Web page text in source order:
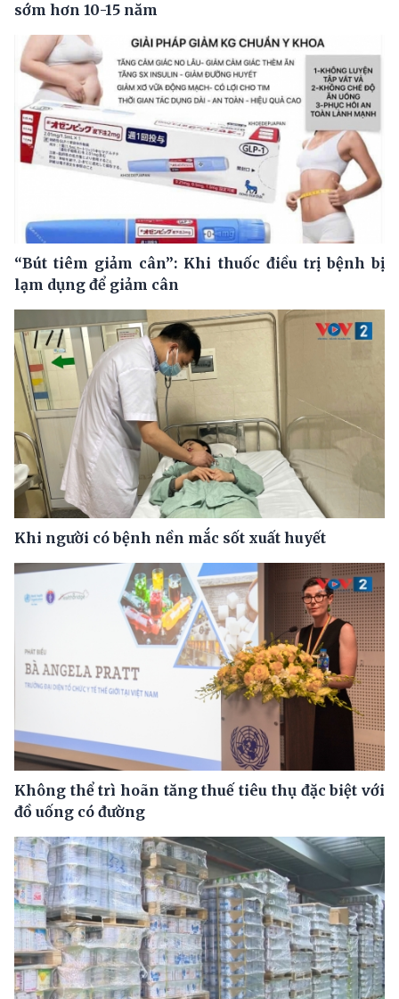
sớm hơn 10-15 năm
“Bút tiêm giảm cân”: Khi thuốc điều trị bệnh bị
lạm dụng để giảm cân
Khi người có bệnh nền mắc sốt xuất huyết
Không thể trì hoãn tăng thuế tiêu thụ đặc biệt với
đồ uống có đường